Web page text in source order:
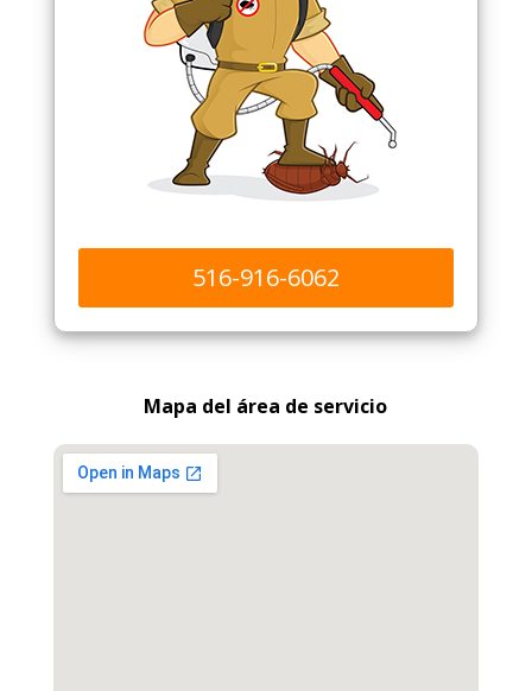
516-916-6062
Mapa del área de servicio